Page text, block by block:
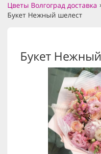
Цветы Волгоград доставка
Букет Нежный шелест
Букет